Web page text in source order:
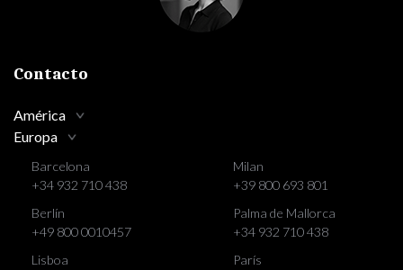
Contacto
América
Europa
Barcelona
+34 932 710 438
Berlín
+49 800 0010457
Lisboa
Milan
+39 800 693 801
Palma de Mallorca
+34 932 710 438
París